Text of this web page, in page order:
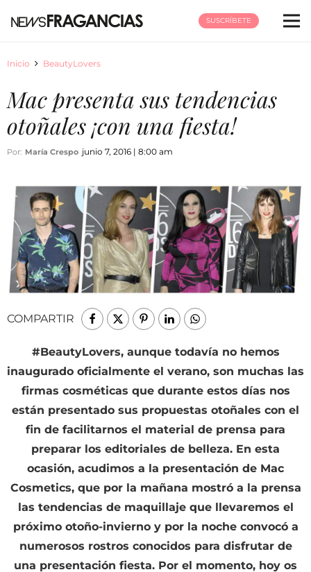
SUSCRÍBETE
Inicio BeautyLovers
Mac presenta sus tendencias
otoñales ¡con una fiesta!
Por: María Crespo junio 7, 2016 | 8:00 am
COMPARTIR
#BeautyLovers, aunque todavía no hemos
inaugurado oficialmente el verano, son muchas las
firmas cosméticas que durante estos días nos
están presentado sus propuestas otoñales con el
fin de facilitarnos el material de prensa para
preparar los editoriales de belleza. En esta
ocasión, acudimos a la presentación de Mac
Cosmetics, que por la mañana mostró a la prensa
las tendencias de maquillaje que llevaremos el
próximo otoño-invierno y por la noche convocó a
numerosos rostros conocidos para disfrutar de
una presentación fiesta. Por el momento, hoy os